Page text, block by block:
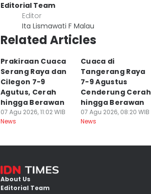
Editorial Team
Editor
Ita Lismawati F Malau
Related Articles
Prakiraan Cuaca
Serang Raya dan
Cilegon 7-9
Agutus, Cerah
hingga Berawan
07 Agu 2026, 11:02 WIB
News
Cuaca di
Tangerang Raya
7-9 Agustus
Cenderung Cerah
hingga Berawan
07 Agu 2026, 08:20 WIB
News
About Us
Editorial Team